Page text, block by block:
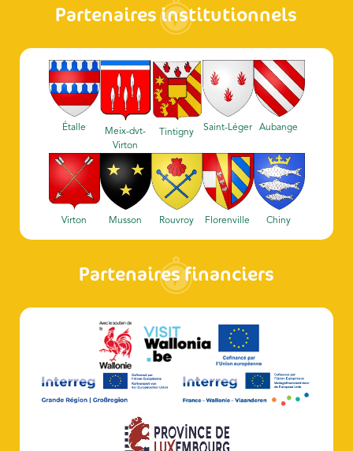
Partenaires institutionnels
Étalle
Meix-dvt-
Virton
Tintigny Saint-Léger Aubange
Virton Musson Rouvroy Florenville Chiny
Partenaires financiers